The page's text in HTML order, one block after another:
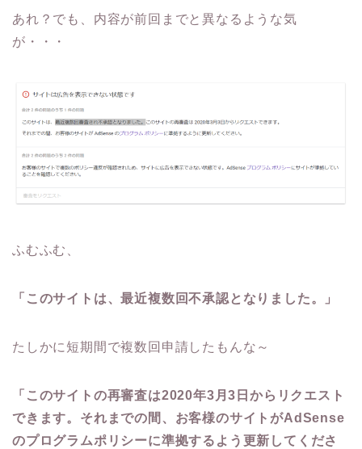
あれ？でも、内容が前回までと異なるような気
が・・・
ふむふむ、
「このサイトは、最近複数回不承認となりました。」
たしかに短期間で複数回申請したもんな～
「このサイトの再審査は2020年3月3日からリクエスト
できます。それまでの間、お客様のサイトがAdSense
のプログラムポリシーに準拠するよう更新してくださ